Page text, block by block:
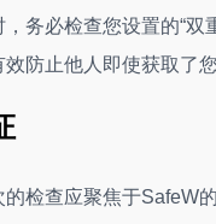
务必检查您设置的“双
防止他人即使获取了
检查应聚焦于